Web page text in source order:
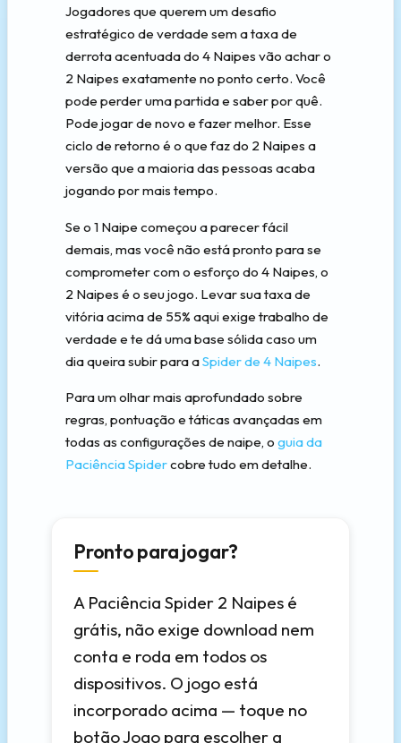
Jogadores que querem um desafio
estratégico de verdade sem a taxa de
derrota acentuada do 4 Naipes vão achar o
2 Naipes exatamente no ponto certo. Você
pode perder uma partida e saber por quê.
Pode jogar de novo e fazer melhor. Esse
ciclo de retorno é o que faz do 2 Naipes a
versão que a maioria das pessoas acaba
jogando por mais tempo.
Se o 1 Naipe começou a parecer fácil
demais, mas você não está pronto para se
comprometer com o esforço do 4 Naipes, o
2 Naipes é o seu jogo. Levar sua taxa de
vitória acima de 55% aqui exige trabalho de
verdade e te dá uma base sólida caso um
dia queira subir para aSpider de 4 Naipes.
Para um olhar mais aprofundado sobre
regras, pontuação e táticas avançadas em
todas as configurações de naipe, o guia da
Paciência Spidercobre tudo em detalhe.
Pronto para jogar?
A Paciência Spider 2 Naipes é
grátis, não exige download nem
conta e roda em todos os
dispositivos. O jogo está
incorporado acima — toque no
botão Jogo para escolher a